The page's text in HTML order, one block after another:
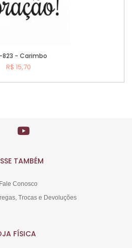
823 - Carimbo
R$ 15,70
TAMBÉM
Fale Conosco
Trocas e Devoluções
FÍSICA